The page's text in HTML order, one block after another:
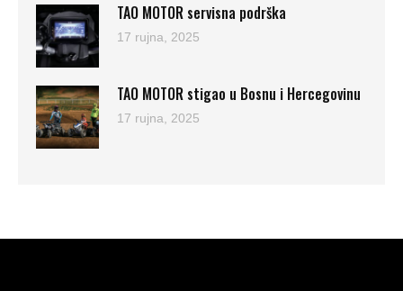
TAO MOTOR servisna podrška
17 rujna, 2025
TAO MOTOR stigao u Bosnu i Hercegovinu
17 rujna, 2025